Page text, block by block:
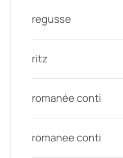
regusse
ritz
romanée conti
romanee conti